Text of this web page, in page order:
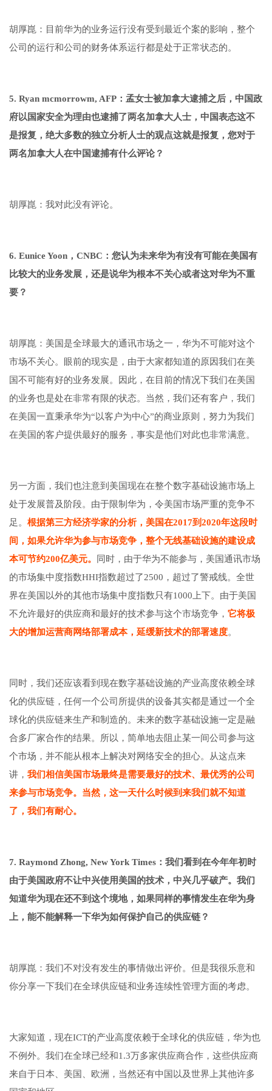
胡厚崑：目前华为的业务运行没有受到最近个案的影响，整个
公司的运行和公司的财务体系运行都是处于正常状态的。
5. Ryan mcmorrowm, AFP：孟女士被加拿大逮捕之后，中国政
府以国家安全为理由也逮捕了两名加拿大人士，中国表态这不
是报复，绝大多数的独立分析人士的观点这就是报复，您对于
两名加拿大人在中国逮捕有什么评论？
胡厚崑：我对此没有评论。
6. Eunice Yoon，CNBC：您认为未来华为有没有可能在美国有
比较大的业务发展，还是说华为根本不关心或者这对华为不重
要？
胡厚崑：美国是全球最大的通讯市场之一，华为不可能对这个
市场不关心。眼前的现实是，由于大家都知道的原因我们在美
国不可能有好的业务发展。因此，在目前的情况下我们在美国
的业务也是处在非常有限的状态。当然，我们还有客户，我们
在美国一直秉承华为“以客户为中心”的商业原则，努力为我们
在美国的客户提供最好的服务，事实是他们对此也非常满意。
另一方面，我们也注意到美国现在在整个数字基础设施市场上
处于发展普及阶段。由于限制华为，令美国市场严重的竞争不
足。 根据第三方经济学家的分析，美国在2017到2020年这段时
间，如果允许华为参与市场竞争，整个无线基础设施的建设成
本可节约200亿美元。
同时，由于华为不能参与，美国通讯市场
的市场集中度指数HHI指数超过了2500，超过了警戒线。全世
界在美国以外的其他市场集中度指数只有1000上下。由于美国
不允许最好的供应商和最好的技术参与这个市场竞争， 它将极
大的增加运营商网络部署成本，延缓新技术的部署速度。
同时，我们还应该看到现在数字基础设施的产业高度依赖全球
化的供应链，任何一个公司所提供的设备其实都是通过一个全
球化的供应链来生产和制造的。未来的数字基础设施一定是融
合多厂家合作的结果。所以，简单地去阻止某一间公司参与这
个市场，并不能从根本上解决对网络安全的担心。从这点来
讲， 我们相信美国市场最终是需要最好的技术、最优秀的公司
来参与市场竞争。当然，这一天什么时候到来我们就不知道
了，我们有耐心。
7. Raymond Zhong, New York Times：我们看到在今年年初时
由于美国政府不让中兴使用美国的技术，中兴几乎破产。我们
知道华为现在还不到这个境地，如果同样的事情发生在华为身
上，能不能解释一下华为如何保护自己的供应链？
胡厚崑：我们不对没有发生的事情做出评价。但是我很乐意和
你分享一下我们在全球供应链和业务连续性管理方面的考虑。
大家知道，现在ICT的产业高度依赖于全球化的供应链，华为也
不例外。我们在全球已经和1.3万多家供应商合作，这些供应商
来自于日本、美国、欧洲，当然还有中国以及世界上其他许多